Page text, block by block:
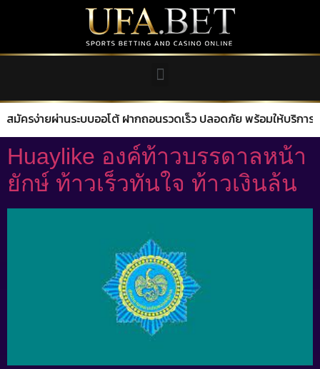
บออโต้ ฝากถอนรวดเร็ว ปลอดภัย พร้อมให้บริการตลอด 24 ชั่วโมง
Huaylike องค์ท้าวบรรดาลหน้า
ยักษ์ ท้าวเร็วทันใจ ท้าวเงินล้น